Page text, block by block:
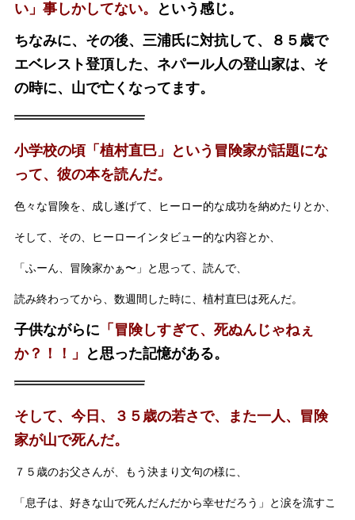
い」事しかしてない。
という感じ。
ちなみに、その後、三浦氏に対抗して、８５歳で
エベレスト登頂した、ネパール人の登山家は、そ
の時に、山で亡くなってます。
小学校の頃「植村直巳」という冒険家が話題にな
って、彼の本を読んだ。
色々な冒険を、成し遂げて、ヒーロー的な成功を納めたりとか、
そして、その、ヒーローインタビュー的な内容とか、
「ふーん、冒険家かぁ〜」と思って、読んで、
読み終わってから、数週間した時に、植村直巳は死んだ。
子供ながらに 「冒険しすぎて、死ぬんじゃねぇ
か？！！」
と思った記憶がある。
そして、今日、３５歳の若さで、また一人、冒険
家が山で死んだ。
７５歳のお父さんが、もう決まり文句の様に、
「息子は、好きな山で死んだんだから幸せだろう」と涙を流すこ